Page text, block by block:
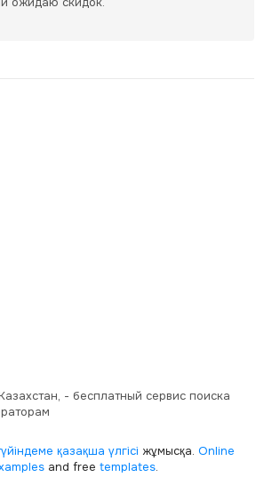
- бесплатный сервис поиска
қазақша үлгісі жұмысқа. Online
and free templates.